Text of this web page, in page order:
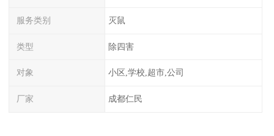
服务类别 灭鼠
类型 除四害
对象 小区,学校,超市,公司
厂家 成都仁民